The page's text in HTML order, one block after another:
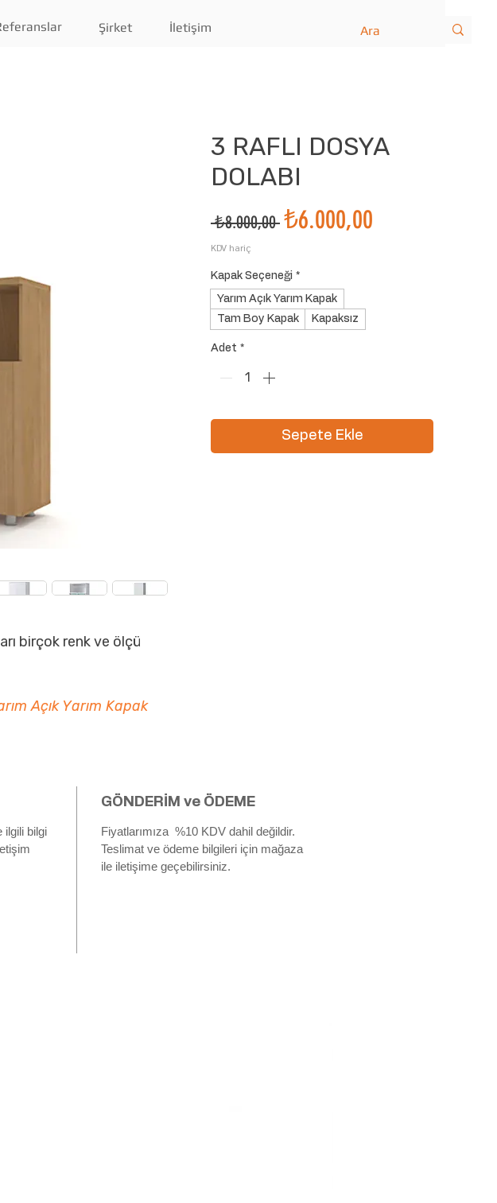
Şirket İletişim
3 RAFLI DOSYA
DOLABI
₺8.000,00 Normal
₺6.000,00
KDV hariç
Kapak Seçeneği *
Yarım Açık Yarım Kapak
Tam Boy Kapak
Kapaksız
Adet *
Sepete Ekle
birçok renk ve ölçü
Açık Yarım Kapak
ilgili bilgi
GÖNDERİM ve ÖDEME
Fiyatlarımıza %10 KDV dahil değildir.
Teslimat ve ödeme bilgileri için mağaza
ile iletişime geçebilirsiniz.